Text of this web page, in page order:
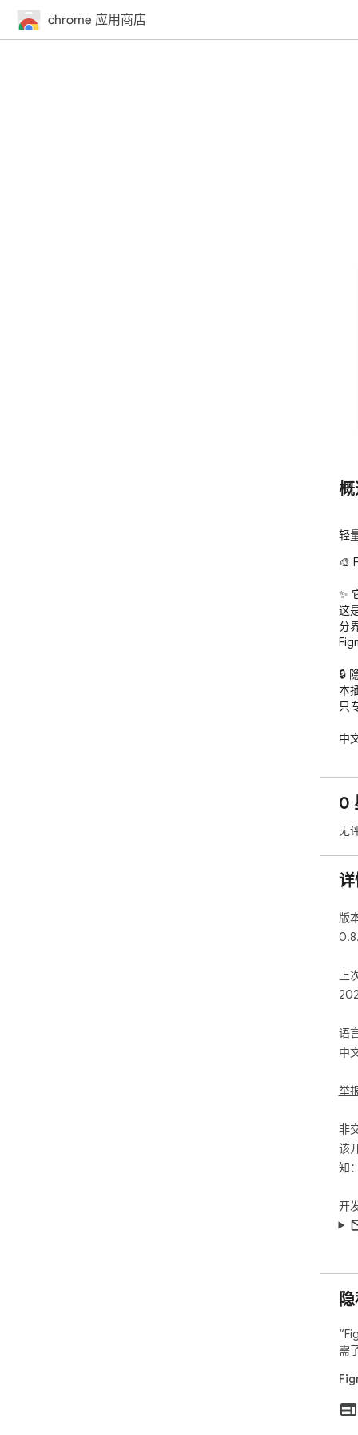
chrome 应用商店
轻
🎨
✨
这
分
🔒
本
只
中
0
无
版
上
举
语
中
开
非
该
知
需